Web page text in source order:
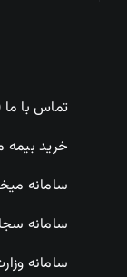
تماس با ما
خرید بیمه
سامانه
سامانه
سامانه